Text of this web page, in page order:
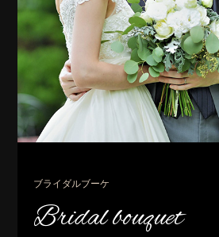
ブライダルブーケ
Bridal bouquet